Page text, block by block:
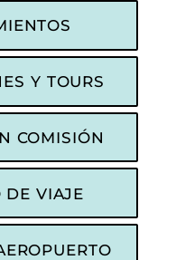
Y TOURS
COMISIÓN
DE VIAJE